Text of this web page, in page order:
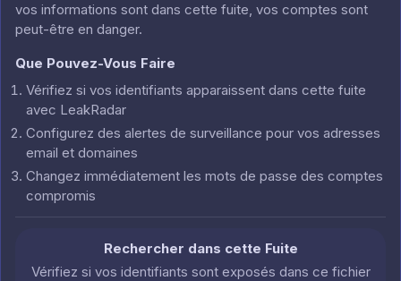
vos informations sont dans cette fuite, vos comptes sont
peut-être en danger.
Que Pouvez-Vous Faire
Vérifiez si vos identifiants apparaissent dans cette fuite
avec LeakRadar
Configurez des alertes de surveillance pour vos adresses
email et domaines
Changez immédiatement les mots de passe des comptes
compromis
Rechercher dans cette Fuite
Vérifiez si vos identifiants sont exposés dans ce fichier